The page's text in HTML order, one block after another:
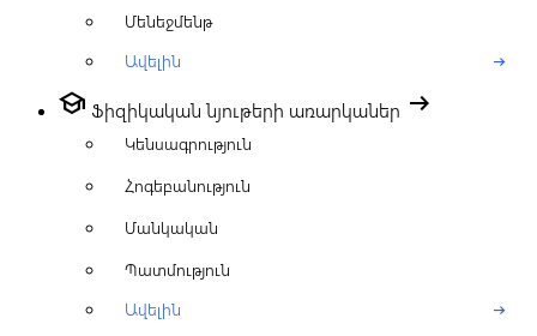
Մենեջմենթ
Ավելին
arrow_right_alt
school Ֆիզիկական նյութերի առարկաներ arrow_right_alt
Կենսագրություն
Հոգեբանություն
Մանկական
Պատմություն
Ավելին
arrow_right_alt